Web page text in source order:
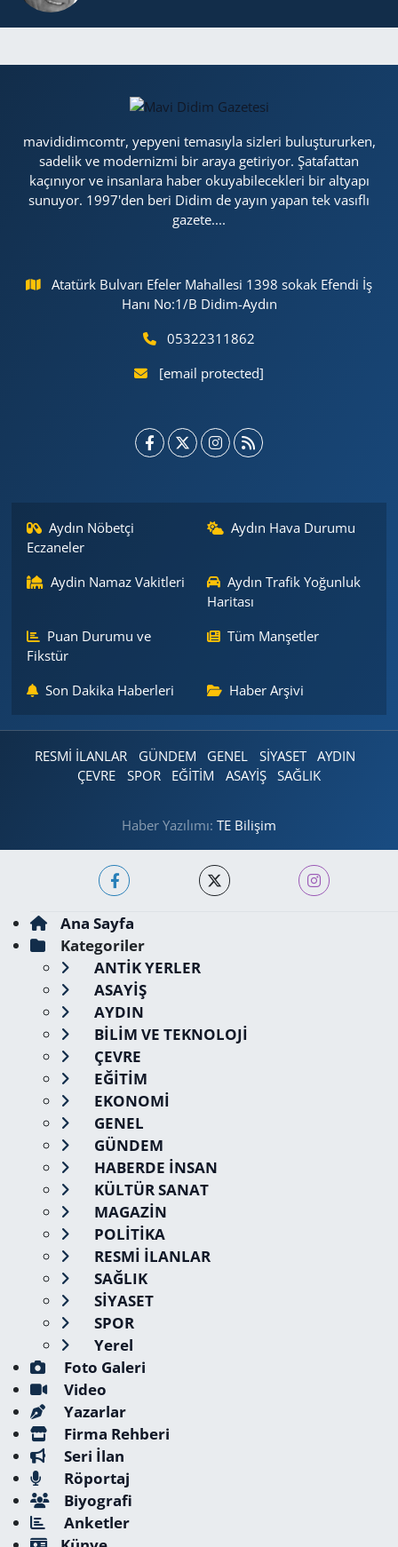
mavididimcomtr, yepyeni temasıyla sizleri buluştururken,
sadelik ve modernizmi bir araya getiriyor. Şatafattan
kaçınıyor ve insanlara haber okuyabilecekleri bir altyapı
sunuyor. 1997'den beri Didim de yayın yapan tek vasıflı
gazete....
Atatürk Bulvarı Efeler Mahallesi 1398 sokak Efendi İş
Hanı No:1/B Didim-Aydın
05322311862
[email protected]
Aydın Nöbetçi
Eczaneler
Aydın Hava Durumu
Aydin Namaz Vakitleri
Aydın Trafik Yoğunluk
Haritası
Puan Durumu ve
Fikstür
Tüm Manşetler
Son Dakika Haberleri Haber Arşivi
RESMİ İLANLAR GÜNDEM GENEL SİYASET
AYDIN
ÇEVRE
SPOR EĞİTİM ASAYİŞ SAĞLIK
Haber Yazılımı: TE Bilişim
Ana Sayfa
Kategoriler
ANTİK YERLER
ASAYİŞ
AYDIN
BİLİM VE TEKNOLOJİ
ÇEVRE
EĞİTİM
EKONOMİ
GENEL
GÜNDEM
HABERDE İNSAN
KÜLTÜR SANAT
MAGAZİN
POLİTİKA
RESMİ İLANLAR
SAĞLIK
SİYASET
SPOR
Yerel
Foto Galeri
Video
Yazarlar
Firma Rehberi
Seri İlan
Röportaj
Biyografi
Anketler